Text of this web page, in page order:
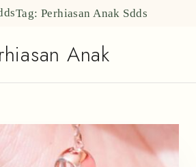
Tag: Perhiasan Anak Sdds
Anak